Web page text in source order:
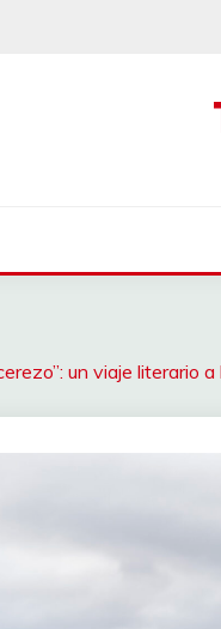
un viaje literario